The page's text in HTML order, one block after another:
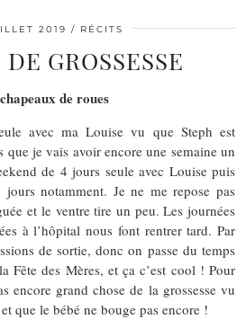
2019 RÉCITS
GROSSESSE
de roues
avec ma Louise vu que Steph est
que je vais avoir encore une semaine un
de 4 jours seule avec Louise puis
notamment. Je ne me repose pas
et le ventre tire un peu. Les journées
à l’hôpital nous font rentrer tard. Par
de sortie, donc on passe du temps
Fête des Mères, et ça c’est cool ! Pour
encore grand chose de la grossesse vu
que le bébé ne bouge pas encore !